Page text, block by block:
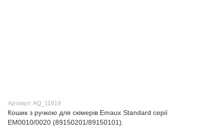
Артикул: AQ_11919
Кошик з ручкою для скімерів Emaux Standard серії
EM0010/0020 (89150201/89150101).